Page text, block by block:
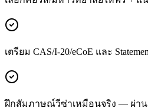
เตรียม CAS/I-20/eCoE และ
ฝึกสัมภาษณ์วีซ่าเหมือนจริง — ผ่าน